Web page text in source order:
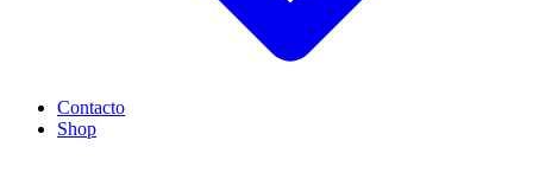
Contacto
Shop